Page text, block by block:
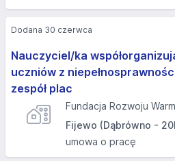
Nauczyciel/ka
uczniów z
zespół plac
Fundacja Rozwoju
Fijewo (Dąbrówno -
umowa o pracę
Dodana 30 czerwca